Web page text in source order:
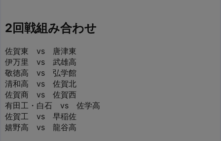
2回戦組み合わせ
佐賀東 vs 唐津東
伊万里 vs 武雄高
敬徳高 vs 弘学館
清和高 vs 佐賀北
佐賀商 vs 佐賀西
有田工・白石 vs 佐学高
佐賀工 vs 早稲佐
嬉野高 vs 龍谷高